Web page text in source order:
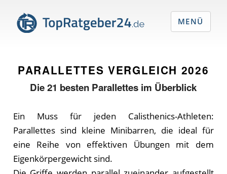
PARALLETTES VERGLEICH 2026
Die21 besten Parallettes im Überblick
Ein Muss für jeden Calisthenics-Athleten:
Parallettes sind kleine Minibarren, die ideal für
eine Reihe von effektiven Übungen mit dem
Eigenkörpergewicht sind.
MENÜ